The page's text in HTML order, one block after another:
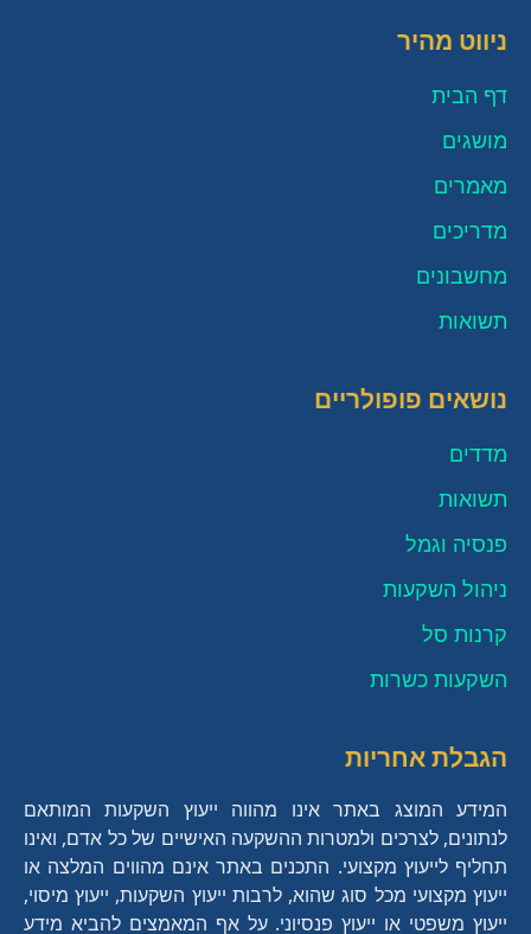
ניווט מהיר
דף הבית
מושגים
מאמרים
מדריכים
מחשבונים
תשואות
נושאים פופולריים
מדדים
תשואות
פנסיה וגמל
ניהול השקעות
קרנות סל
השקעות כשרות
הגבלת אחריות
המידע המוצג באתר אינו מהווה ייעוץ השקעות המותאם
לנתונים, לצרכים ולמטרות ההשקעה האישיים של כל אדם, ואינו
תחליף לייעוץ מקצועי. התכנים באתר אינם מהווים המלצה או
ייעוץ מקצועי מכל סוג שהוא, לרבות ייעוץ השקעות, ייעוץ מיסוי,
ייעוץ משפטי או ייעוץ פנסיוני. על אף המאמצים להביא מידע